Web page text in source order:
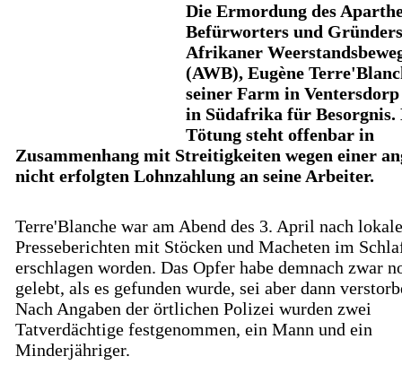
Die Ermordung des
Befürworters und
Afrikaner
(AWB), Eugène
seiner Farm in
in Südafrika für Besorgnis.
Tötung steht offenbar in
Zusammenhang mit Streitigkeiten wegen einer
nicht erfolgten Lohnzahlung an seine Arbeiter.
Terre'Blanche war am Abend des 3. April nach
Presseberichten mit Stöcken und Macheten im
erschlagen worden. Das Opfer habe demnach zwar
gelebt, als es gefunden wurde, sei aber dann
Nach Angaben der örtlichen Polizei wurden zwei
Tatverdächtige festgenommen, ein Mann und ein
Minderjähriger.